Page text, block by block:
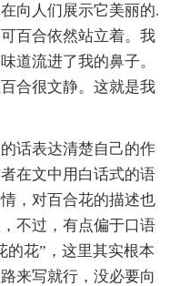
向人们展示它美丽的.
百合依然站立着。我
道流进了我的鼻子。
合很文静。这就是我
话表达清楚自己的作
在文中用白话式的语
，对百合花的描述也
不过，有点偏于口语
的花”，这里其实根本
来写就行，没必要向